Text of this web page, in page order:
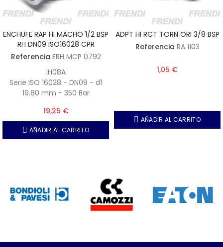
ENCHUFE RAP HI MACHO 1/2 BSP
RH DN09 ISO16028 CPR
Referencia ERH MCP 0792
IH08A
Serie ISO 16028 - DN09 - d1
19.80 mm - 350 Bar
19,25 €
AÑADIR AL CARRITO
ADPT HI RCT TORN ORI 3/8 BSP
Referencia RA 1103
1,05 €
AÑADIR AL CARRITO